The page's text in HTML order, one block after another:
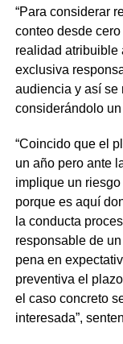
“Para considerar
conteo desde
realidad atribuible
exclusiva
audiencia y así se
considerándolo
“Coincido que el
un año pero ante
implique un
porque es aquí
la conducta
responsable de
pena en
preventiva el
el caso concreto
interesada”,